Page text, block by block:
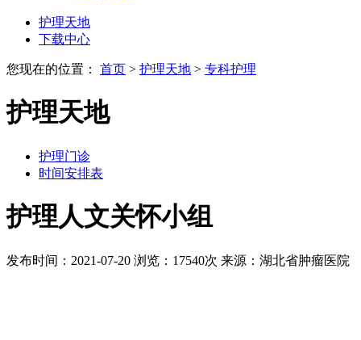
护理天地
下载中心
您现在的位置： 首页 > 护理天地 > 专科护理
护理天地
护理门诊
时间安排表
护理人文关怀小组
发布时间：2021-07-20 浏览：17540次 来源：湖北省肿瘤医院